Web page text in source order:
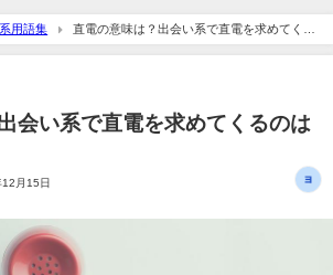
用語集
直電の意味は？出会い系で直電を求めてくる
会い系で直電を求めてくるのは
月15日